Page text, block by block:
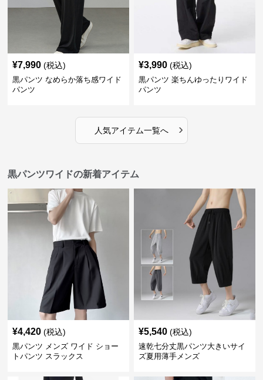
¥7,990 (税込)
黒パンツ なめらか落ち感ワイド
パンツ
¥3,990 (税込)
黒パンツ 楽ちんゆったりワイド
パンツ
人気アイテム一覧へ ›
黒パンツワイドの新着アイテム
¥4,420 (税込)
黒パンツ メンズ ワイド ショー
トパンツ スラックス
¥5,540 (税込)
速乾七分丈黒パンツ大きいサイ
ズ夏用薄手メンズ